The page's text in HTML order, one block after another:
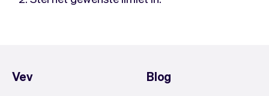
Tickets
No-shows
Vev Blog